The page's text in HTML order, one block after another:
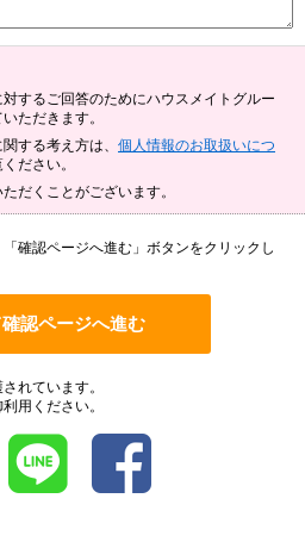
するご回答のためにハウスメイトグルー
ただきます。
する考え方は、 個人情報のお取扱いにつ
ださい。
だくことがございます。
確認ページへ進む」ボタンをクリックし
れています。
用ください。